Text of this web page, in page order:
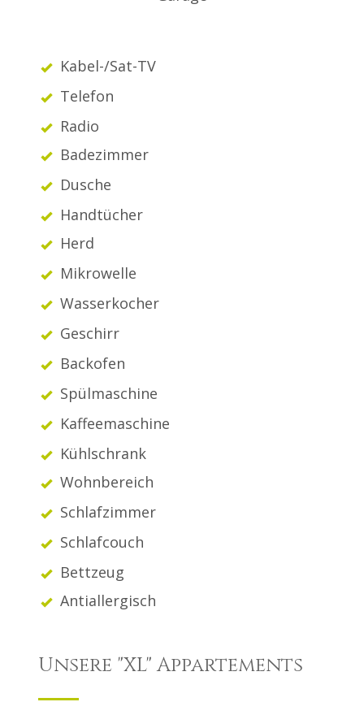
Kabel-/Sat-TV
Telefon
Radio
Badezimmer
Dusche
Handtücher
Herd
Mikrowelle
Wasserkocher
Geschirr
Backofen
Spülmaschine
Kaffeemaschine
Kühlschrank
Wohnbereich
Schlafzimmer
Schlafcouch
Bettzeug
Antiallergisch
Unsere "XL" Appartements